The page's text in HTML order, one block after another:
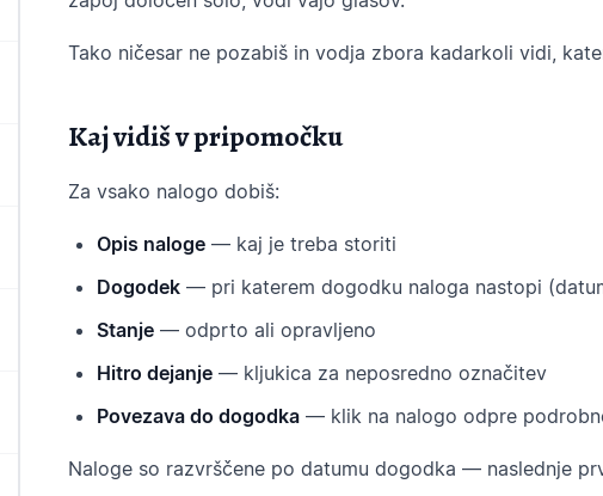
Tako ničesar ne pozabiš in vodja zbora kadarkoli vidi,
Kaj vidiš v pripomočku
Za vsako nalogo dobiš:
Opis naloge — kaj je treba storiti
Dogodek — pri katerem dogodku naloga nastopi
Stanje — odprto ali opravljeno
Hitro dejanje — kljukica za neposredno označitev
Povezava do dogodka — klik na nalogo odpre
Naloge so razvrščene po datumu dogodka — naslednje